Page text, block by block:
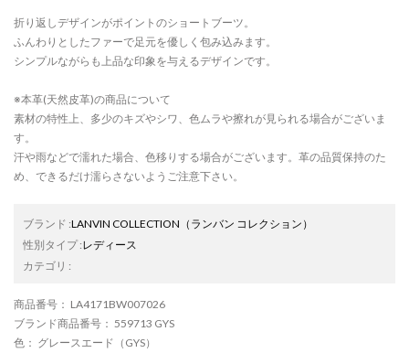
折り返しデザインがポイントのショートブーツ。
ふんわりとしたファーで足元を優しく包み込みます。
シンプルながらも上品な印象を与えるデザインです。
※本革(天然皮革)の商品について
素材の特性上、多少のキズやシワ、色ムラや擦れが見られる場合がございま
す。
汗や雨などで濡れた場合、色移りする場合がございます。革の品質保持のた
め、できるだけ濡らさないようご注意下さい。
ブランド :LANVIN COLLECTION （ランバン コレクション）
性別タイプ:レディース
カテゴリ :
商品番号 ： LA4171BW007026
ブランド商品番号 ： 559713 GYS
色 ： グレースエード（GYS）